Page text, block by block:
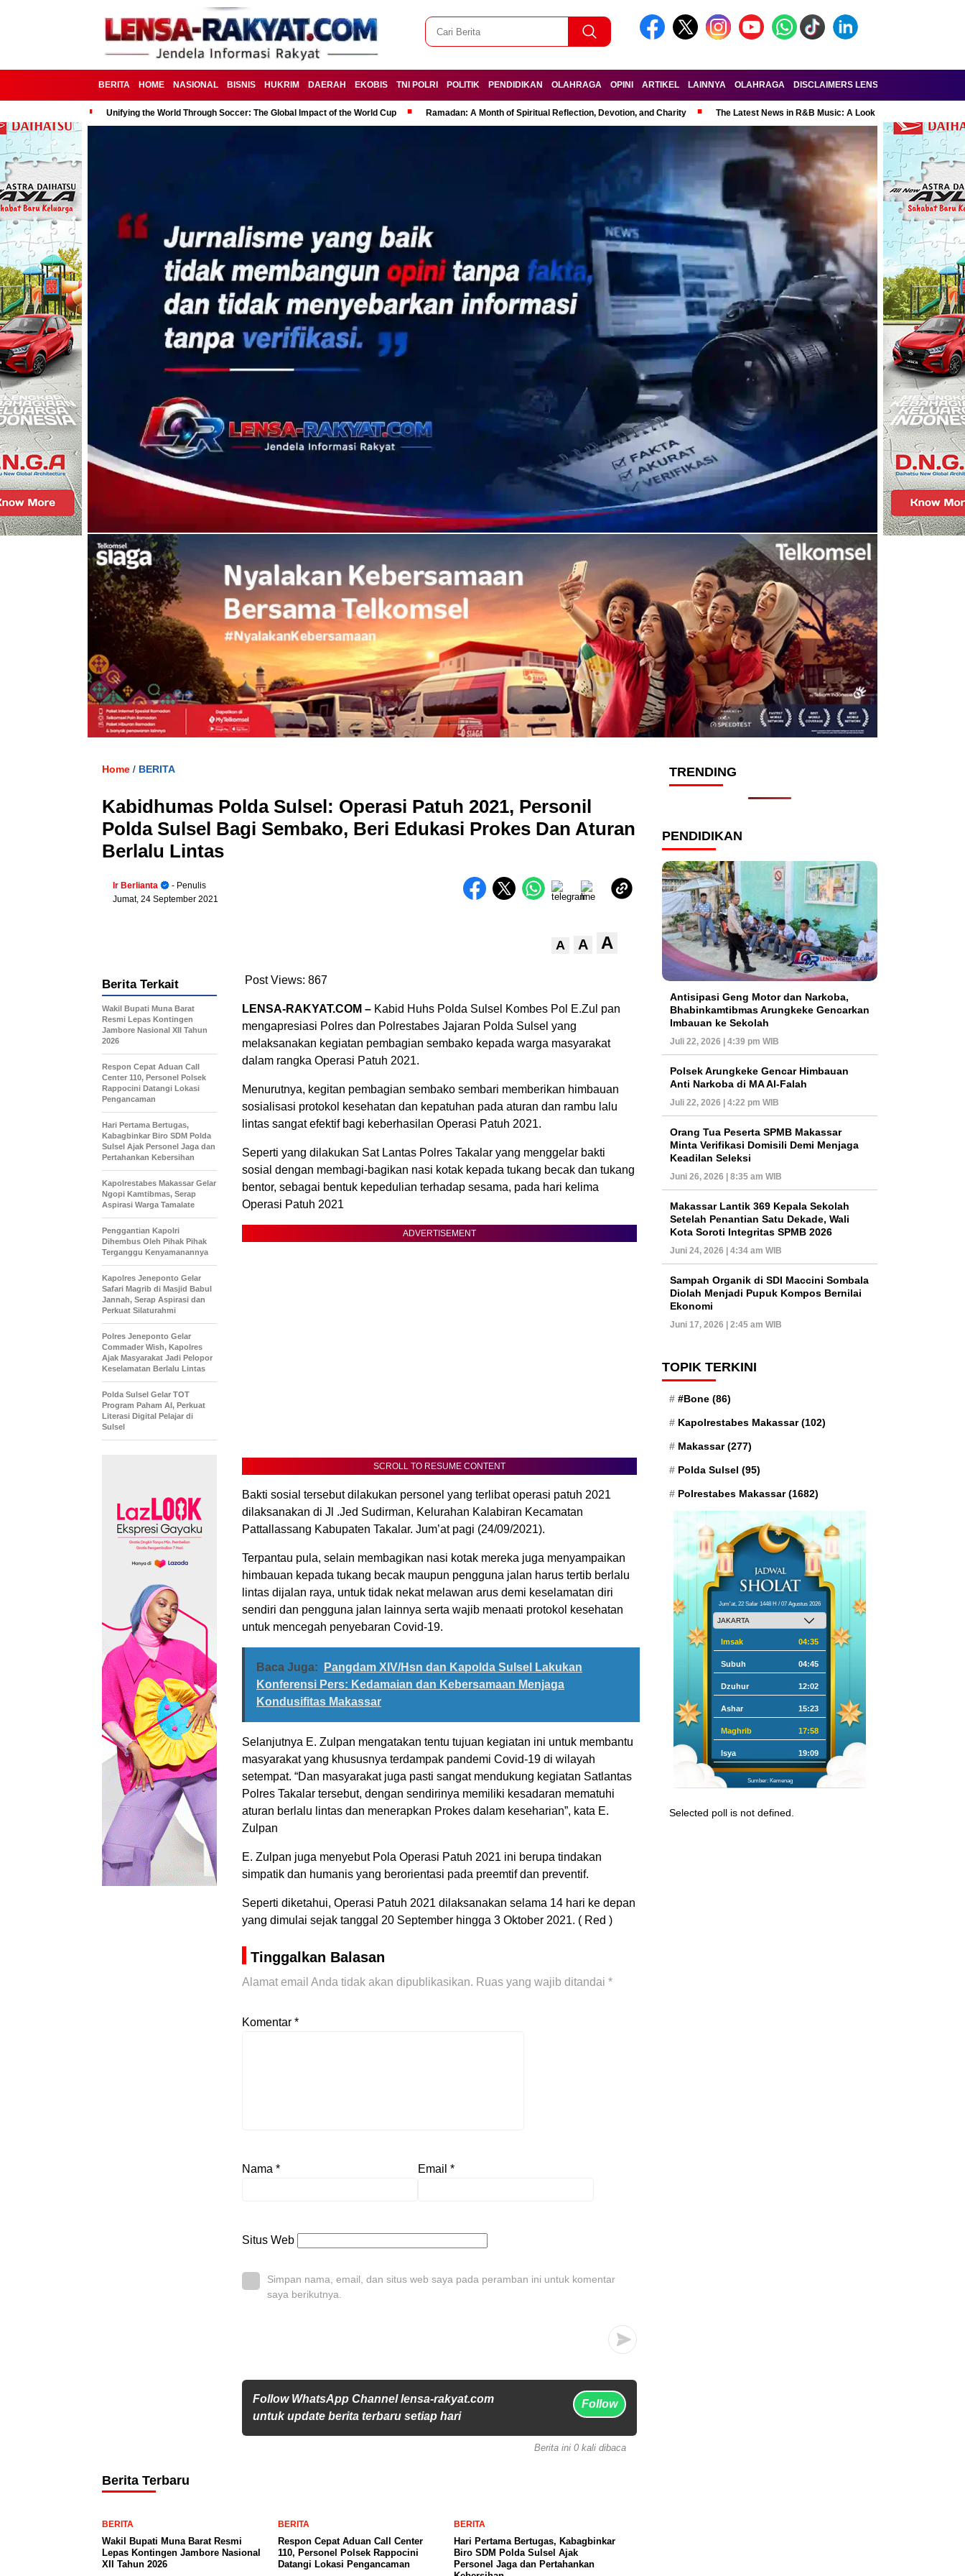
BERITA HOME NASIONAL BISNIS HUKRIM DAERAH EKOBIS TNI POLRI POLITIK PENDIDIKAN OLAHRAGA OPINI ARTIKEL LAINNYA OLAHRAGA DISCLAIMERS LENSA-RAKYAT.COM
Unifying the World Through Soccer: The Global Impact of the World Cup Ramadan: A Month of Spiritual Reflection, Devotion, and Charity The Latest News in R&B Music: A Look at Super Bowl
Home / BERITA
Kabidhumas Polda Sulsel: Operasi Patuh 2021, Personil
Polda Sulsel Bagi Sembako, Beri Edukasi Prokes Dan Aturan
Berlalu Lintas
Ir Berlianta
- Penulis
Jumat, 24 September 2021
A A A
Post Views: 867
LENSA-RAKYAT.COM – Kabid Huhs Polda Sulsel Kombes Pol E.Zul pan
mengapresiasi Polres dan Polrestabes Jajaran Polda Sulsel yang
melaksanakan kegiatan pembagian sembako kepada warga masyarakat
dalam rangka Operasi Patuh 2021.
Menurutnya, kegitan pembagian sembako sembari memberikan himbauan
sosialisasi protokol kesehatan dan kepatuhan pada aturan dan rambu lalu
lintas sangat efektif bagi keberhasilan Operasi Patuh 2021.
Seperti yang dilakukan Sat Lantas Polres Takalar yang menggelar bakti
sosial dengan membagi-bagikan nasi kotak kepada tukang becak dan tukang
bentor, sebagai bentuk kepedulian terhadap sesama, pada hari kelima
Operasi Patuh 2021
ADVERTISEMENT
SCROLL TO RESUME CONTENT
Bakti sosial tersebut dilakukan personel yang terlibat operasi patuh 2021
dilaksanakan di Jl .Jed Sudirman, Kelurahan Kalabiran Kecamatan
Pattallassang Kabupaten Takalar. Jum’at pagi (24/09/2021).
Terpantau pula, selain membagikan nasi kotak mereka juga menyampaikan
himbauan kepada tukang becak maupun pengguna jalan harus tertib berlalu
lintas dijalan raya, untuk tidak nekat melawan arus demi keselamatan diri
sendiri dan pengguna jalan lainnya serta wajib menaati protokol kesehatan
untuk mencegah penyebaran Covid-19.
Baca Juga:
Pangdam XIV/Hsn dan Kapolda Sulsel Lakukan
Konferensi Pers: Kedamaian dan Kebersamaan Menjaga
Kondusifitas Makassar
Selanjutnya E. Zulpan mengatakan tentu tujuan kegiatan ini untuk membantu
masyarakat yang khususnya terdampak pandemi Covid-19 di wilayah
setempat. “Dan masyarakat juga pasti sangat mendukung kegiatan Satlantas
Polres Takalar tersebut, dengan sendirinya memiliki kesadaran mematuhi
aturan berlalu lintas dan menerapkan Prokes dalam keseharian”, kata E.
Zulpan
E. Zulpan juga menyebut Pola Operasi Patuh 2021 ini berupa tindakan
simpatik dan humanis yang berorientasi pada preemtif dan preventif.
Seperti diketahui, Operasi Patuh 2021 dilaksanakan selama 14 hari ke depan
yang dimulai sejak tanggal 20 September hingga 3 Oktober 2021. ( Red )
Tinggalkan Balasan
Alamat email Anda tidak akan dipublikasikan. Ruas yang wajib ditandai *
Komentar *
Nama * Email *
Situs Web
Simpan nama, email, dan situs web saya pada peramban ini untuk komentar
saya berikutnya.
Follow WhatsApp Channel lensa-rakyat.com
untuk update berita terbaru setiap hari
Follow
Berita Terkait
Wakil Bupati Muna Barat
Resmi Lepas Kontingen
Jambore Nasional XII Tahun
2026
Respon Cepat Aduan Call
Center 110, Personel Polsek
Rappocini Datangi Lokasi
Pengancaman
Hari Pertama Bertugas,
Kabagbinkar Biro SDM Polda
Sulsel Ajak Personel Jaga dan
Pertahankan Kebersihan
Kapolrestabes Makassar Gelar
Ngopi Kamtibmas, Serap
Aspirasi Warga Tamalate
Penggantian Kapolri
Dihembus Oleh Pihak Pihak
Terganggu Kenyamanannya
Kapolres Jeneponto Gelar
Safari Magrib di Masjid Babul
Jannah, Serap Aspirasi dan
Perkuat Silaturahmi
Polres Jeneponto Gelar
Commader Wish, Kapolres
Ajak Masyarakat Jadi Pelopor
Keselamatan Berlalu Lintas
Polda Sulsel Gelar TOT
Program Paham AI, Perkuat
Literasi Digital Pelajar di
Sulsel
Berita ini 0 kali dibaca
Berita Terbaru
BERITA
Wakil Bupati Muna Barat Resmi
Lepas Kontingen Jambore Nasional
XII Tahun 2026
BERITA
Respon Cepat Aduan Call Center
110, Personel Polsek Rappocini
Datangi Lokasi Pengancaman
BERITA
Hari Pertama Bertugas, Kabagbinkar
Biro SDM Polda Sulsel Ajak
Personel Jaga dan Pertahankan
TRENDING
PENDIDIKAN
Antisipasi Geng Motor dan Narkoba,
Bhabinkamtibmas Arungkeke Gencarkan
Imbauan ke Sekolah
Juli 22, 2026 | 4:39 pm WIB
Polsek Arungkeke Gencar Himbauan
Anti Narkoba di MA Al-Falah
Juli 22, 2026 | 4:22 pm WIB
Orang Tua Peserta SPMB Makassar
Minta Verifikasi Domisili Demi Menjaga
Keadilan Seleksi
Juni 26, 2026 | 8:35 am WIB
Makassar Lantik 369 Kepala Sekolah
Setelah Penantian Satu Dekade, Wali
Kota Soroti Integritas SPMB 2026
Juni 24, 2026 | 4:34 am WIB
Sampah Organik di SDI Maccini Sombala
Diolah Menjadi Pupuk Kompos Bernilai
Ekonomi
Juni 17, 2026 | 2:45 am WIB
TOPIK TERKINI
#Bone (86)
Kapolrestabes Makassar(102)
Makassar(277)
Polda Sulsel (95)
Polrestabes Makassar(1682)
Jum'at, 22 Safar 1448 H / 07 Agustus 2026
Imsak 04:35
Subuh 04:45
Dzuhur 12:02
Ashar 15:23
Maghrib 17:58
Isya 19:09
Sumber: Kemenag
Selected poll is not defined.